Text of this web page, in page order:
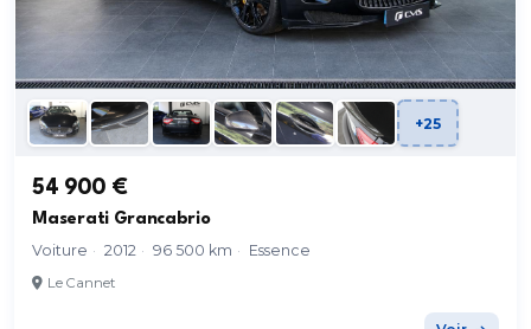
+25
54 900 €
Maserati Grancabrio
Voiture · 2012 · 96 500 km · Essence
Le Cannet